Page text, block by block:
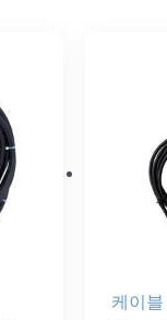
케이블